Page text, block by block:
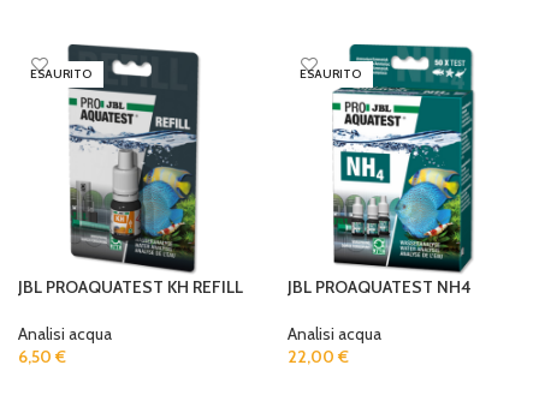
ESAURITO
JBL PROAQUATEST KH REFILL
Analisi acqua
6,50 €
ESAURITO
JBL PROAQUATEST NH4
Analisi acqua
22,00 €